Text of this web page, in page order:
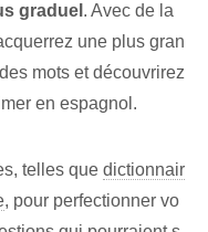
graduel .​ Avec de la
une plus gran
mots‍ et découvrirez
en espagnol.
telles que dictionnair
, ​pour perfectionner vo